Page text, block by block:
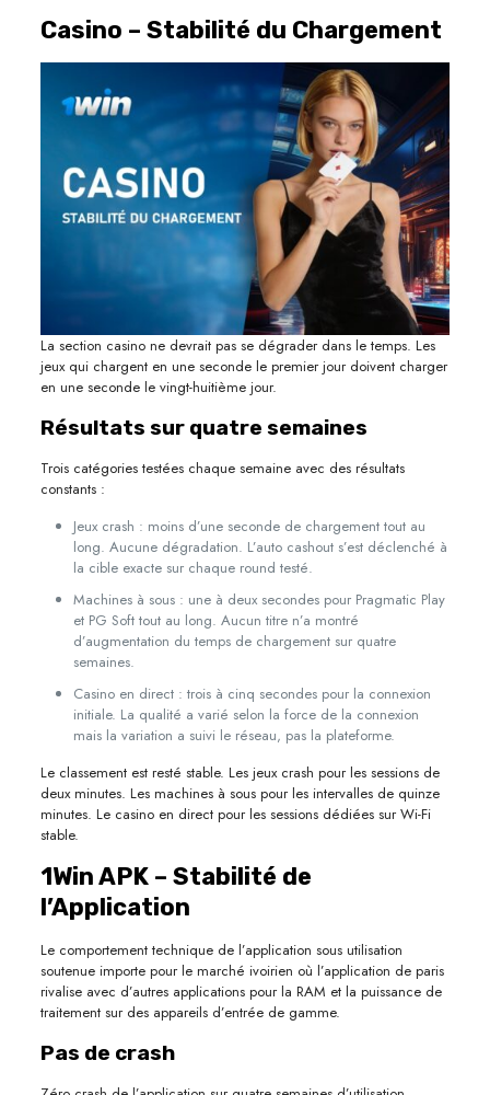
Casino – Stabilité du Chargement
La section casino ne devrait pas se dégrader dans le temps. Les
jeux qui chargent en une seconde le premier jour doivent charger
en une seconde le vingt-huitième jour.
Résultats sur quatre semaines
Trois catégories testées chaque semaine avec des résultats
constants :
Jeux crash : moins d’une seconde de chargement tout au
long. Aucune dégradation. L’auto cashout s’est déclenché à
la cible exacte sur chaque round testé.
Machines à sous : une à deux secondes pour Pragmatic Play
et PG Soft tout au long. Aucun titre n’a montré
d’augmentation du temps de chargement sur quatre
semaines.
Casino en direct : trois à cinq secondes pour la connexion
initiale. La qualité a varié selon la force de la connexion
mais la variation a suivi le réseau, pas la plateforme.
Le classement est resté stable. Les jeux crash pour les sessions de
deux minutes. Les machines à sous pour les intervalles de quinze
minutes. Le casino en direct pour les sessions dédiées sur Wi-Fi
stable.
1Win APK – Stabilité de
l’Application
Le comportement technique de l’application sous utilisation
soutenue importe pour le marché ivoirien où l’application de paris
rivalise avec d’autres applications pour la RAM et la puissance de
traitement sur des appareils d’entrée de gamme.
Pas de crash